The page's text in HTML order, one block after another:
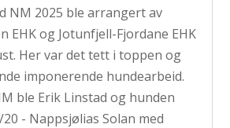
NM 2025 ble arrangert av
EHK og Jotunfjell-Fjordane EHK
Her var det tett i toppen og
imponerende hundearbeid.
ble Erik Linstad og hunden
- Nappsjølias Solan med